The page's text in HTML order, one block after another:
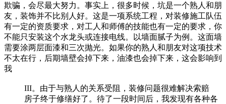
欺骗，会尽最大努力。事实上，很多时候，坑是一个熟人和朋
友，装饰并不比别人好。这是一项系统工程，对装修施工队伍
有一定的资质要求，对工人和师傅的技能也有一定的要求，你
不能只安装这个水龙头或连接电线。以墙面腻子为例。这面墙
需要涂两层面漆和三次抛光。如果你的熟人和朋友对这项技术
不太在行，后期墙壁会掉下来，油漆也会掉下来，这会影响到
我
III。由于与熟人的关系受阻，装修问题很难解决索赔
房子终于修缮好了。待了一段时间后，我发现有各种各